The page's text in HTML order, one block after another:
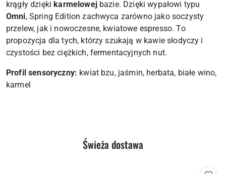
krągły dzięki karmelowejbazie. Dzięki wypałowi typu
Omni, Spring Edition zachwyca zarówno jako soczysty
przelew, jak i nowoczesne, kwiatowe espresso. To
propozycja dla tych, którzy szukają w kawie słodyczy i
czystości bez ciężkich, fermentacyjnych nut.
Profil sensoryczny: kwiat bzu, jaśmin, herbata, białe wino,
karmel
Pomiń karuzelę produktów
Produkty
Świeża dostawa